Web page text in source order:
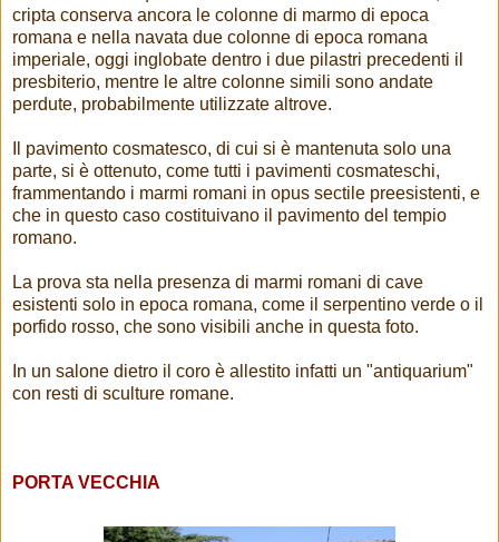
cripta conserva ancora le colonne di marmo di epoca
romana e nella navata due colonne di epoca romana
imperiale, oggi inglobate dentro i due pilastri precedenti il
presbiterio, mentre le altre colonne simili sono andate
perdute, probabilmente utilizzate altrove.
Il pavimento cosmatesco, di cui si è mantenuta solo una
parte, si è ottenuto, come tutti i pavimenti cosmateschi,
frammentando i marmi romani in opus sectile preesistenti, e
che in questo caso costituivano il pavimento del tempio
romano.
La prova sta nella presenza di marmi romani di cave
esistenti solo in epoca romana, come il serpentino verde o il
porfido rosso, che sono visibili anche in questa foto.
In un salone dietro il coro è allestito infatti un "antiquarium"
con resti di sculture romane.
PORTA VECCHIA